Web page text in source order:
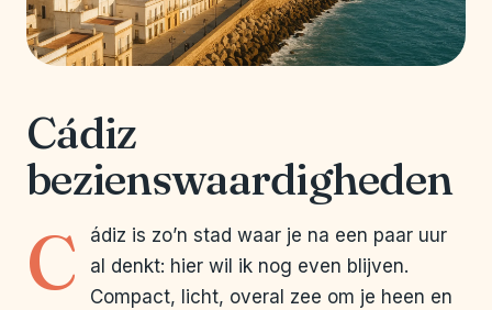
Cádiz
bezienswaardigheden
C
ádiz is zo’n stad waar je na een paar uur
al denkt: hier wil ik nog even blijven.
Compact, licht, overal zee om je heen en